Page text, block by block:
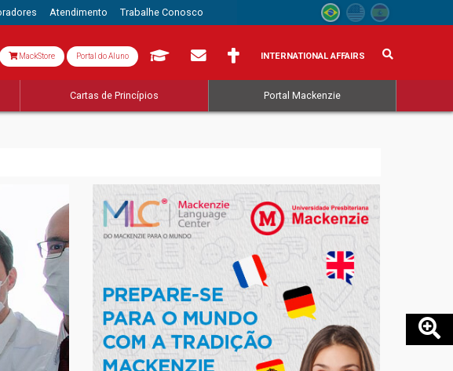
Atendimento Trabalhe Conosco
MackStore Portal do Aluno INTERNATIONAL AFFAIRS
Cartas de Princípios Portal Mackenzie